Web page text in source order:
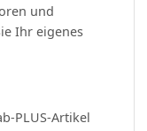
und
Ihr eigenes
PLUS-Artikel